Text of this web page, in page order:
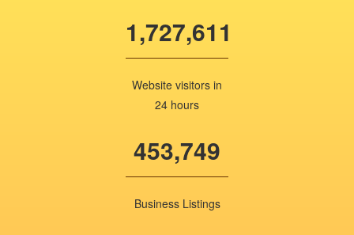
1,727,611
Website visitors in
24 hours
453,749
Business Listings